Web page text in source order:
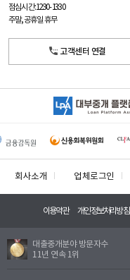
점심시간: 12:30 - 13:30
주말, 공휴일 휴무
고객센터 연결
회사소개 업체로그인
이용약관 개인정보처리방침
대출중개분야 방문자수
11년 연속 1위